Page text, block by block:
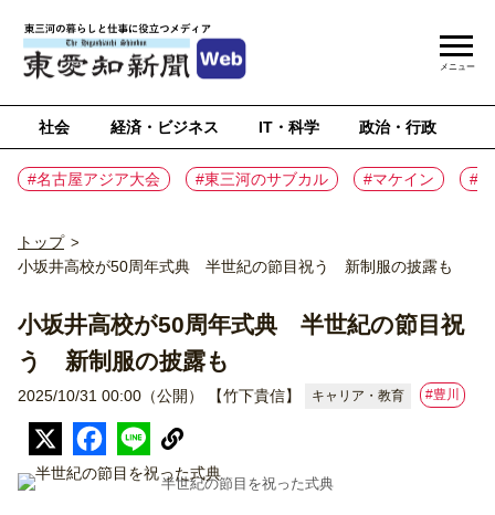
社会 経済・ビジネス IT・科学 政治・行政
#名古屋アジア大会 #東三河のサブカル #マケイン #
メニュー
トップ >
小坂井高校が50周年式典 半世紀の節目祝う 新制服の披露も
小坂井高校が50周年式典 半世紀の節目祝
う 新制服の披露も
2025/10/31 00:00（公開） 【竹下貴信】 キャリア・教育 #豊川
半世紀の節目を祝った式典